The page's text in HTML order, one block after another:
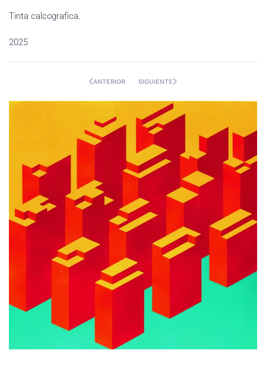
Tinta calcografica.
2025
ANTERIOR SIGUIENTE